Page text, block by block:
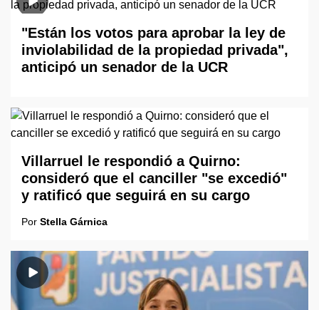
"Están los votos para aprobar la ley de
inviolabilidad de la propiedad privada",
anticipó un senador de la UCR
Villarruel le respondió a Quirno:
consideró que el canciller "se excedió"
y ratificó que seguirá en su cargo
Por Stella Gárnica